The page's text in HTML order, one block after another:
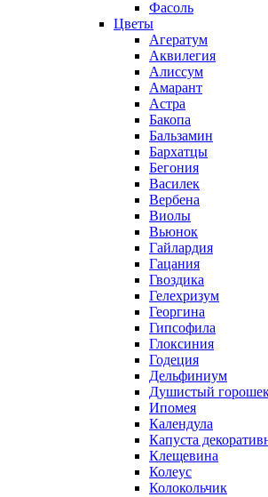
Фасоль
Цветы
Агератум
Аквилегия
Алиссум
Амарант
Астра
Бакопа
Бальзамин
Бархатцы
Бегония
Василек
Вербена
Виолы
Вьюнок
Гайлардия
Гацания
Гвоздика
Гелехризум
Георгина
Гипсофила
Глоксиния
Годеция
Дельфиниум
Душистый
Ипомея
Календула
Капуста
Клещевина
Колеус
Колокольчик